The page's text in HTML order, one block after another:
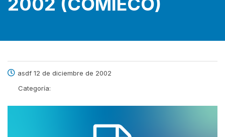
asdf 12 de diciembre de 2002
Categoría: